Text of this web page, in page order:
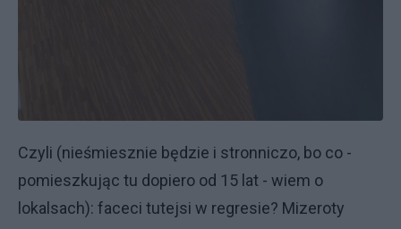
Czyli (nieśmiesznie będzie i stronniczo, bo co -
pomieszkując tu dopiero od 15 lat - wiem o
lokalsach): faceci tutejsi w regresie? Mizeroty